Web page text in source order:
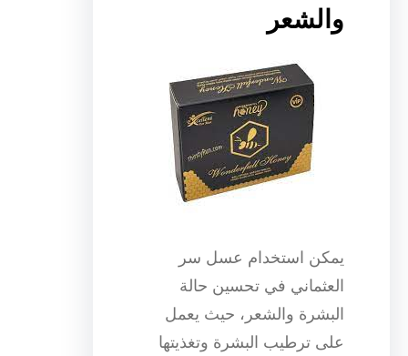
والشعر
يمكن استخدام عسل سر
العثماني في تحسين حالة
البشرة والشعر، حيث يعمل
على ترطيب البشرة وتغذيتها